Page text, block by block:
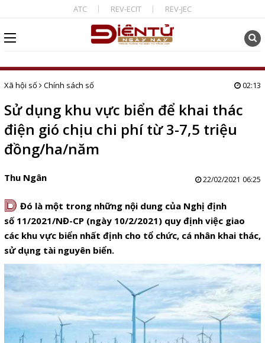
ATC REV-ECIT REV-JEC
Xã hội số Chính sách số 02:13
Sử dụng khu vực biển để khai thác
điện gió chịu chi phí từ 3-7,5 triệu
đồng/ha/năm
Thu Ngân 22/02/2021 06:25
D Đó là một trong những nội dung của Nghị định
số 11/2021/NĐ-CP (ngày 10/2/2021) quy định việc giao
các khu vực biển nhất định cho tổ chức, cá nhân khai thác,
sử dụng tài nguyên biển.